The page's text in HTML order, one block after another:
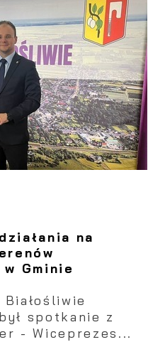
na
Gminie
spotkanie z
- Wiceprezes...